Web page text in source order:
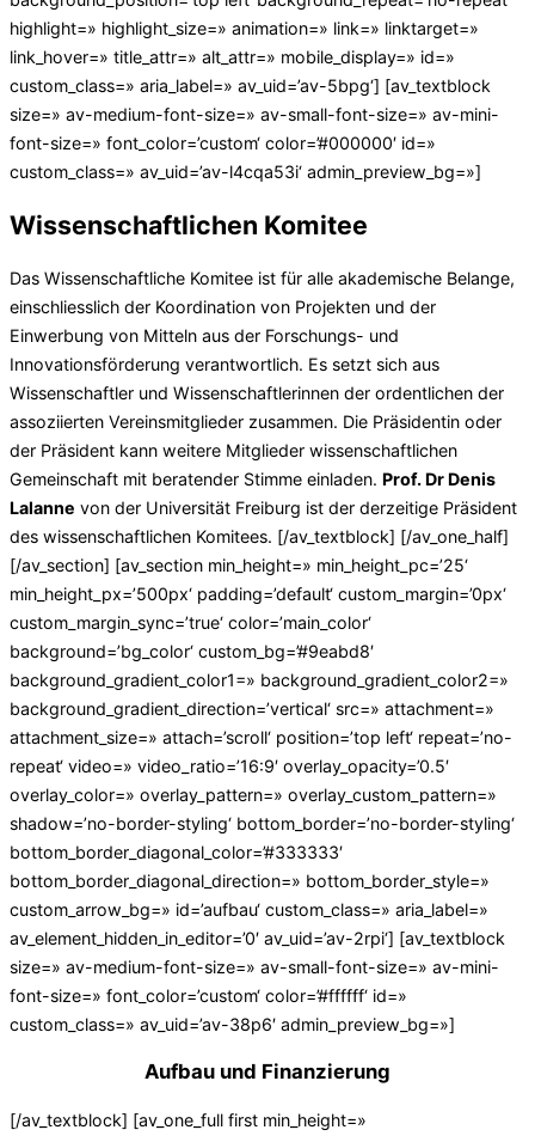
highlight=» highlight_size=» animation=» link=» linktarget=»
link_hover=» title_attr=» alt_attr=» mobile_display=» id=»
custom_class=» aria_label=» av_uid=’av-5bpg‘] [av_textblock
size=» av-medium-font-size=» av-small-font-size=» av-mini-
font-size=» font_color=’custom‘ color=’#000000′ id=»
custom_class=» av_uid=’av-l4cqa53i‘ admin_preview_bg=»]
Wissenschaftlichen Komitee
Das Wissenschaftliche Komitee ist für alle akademische Belange,
einschliesslich der Koordination von Projekten und der
Einwerbung von Mitteln aus der Forschungs- und
Innovationsförderung verantwortlich. Es setzt sich aus
Wissenschaftler und Wissenschaftlerinnen der ordentlichen der
assoziierten Vereinsmitglieder zusammen. Die Präsidentin oder
der Präsident kann weitere Mitglieder wissenschaftlichen
Gemeinschaft mit beratender Stimme einladen. Prof. Dr Denis
Lalanne von der Universität Freiburg ist der derzeitige Präsident
des wissenschaftlichen Komitees. [/av_textblock] [/av_one_half]
[/av_section] [av_section min_height=» min_height_pc=’25‘
min_height_px=’500px‘ padding=’default‘ custom_margin=’0px‘
custom_margin_sync=’true‘ color=’main_color‘
background=’bg_color‘ custom_bg=’#9eabd8′
background_gradient_color1=» background_gradient_color2=»
background_gradient_direction=’vertical‘ src=» attachment=»
attachment_size=» attach=’scroll‘ position=’top left‘ repeat=’no-
repeat‘ video=» video_ratio=’16:9′ overlay_opacity=’0.5′
overlay_color=» overlay_pattern=» overlay_custom_pattern=»
shadow=’no-border-styling‘ bottom_border=’no-border-styling‘
bottom_border_diagonal_color=’#333333′
bottom_border_diagonal_direction=» bottom_border_style=»
custom_arrow_bg=» id=’aufbau‘ custom_class=» aria_label=»
av_element_hidden_in_editor=’0′ av_uid=’av-2rpi‘] [av_textblock
size=» av-medium-font-size=» av-small-font-size=» av-mini-
font-size=» font_color=’custom‘ color=’#ffffff‘ id=»
custom_class=» av_uid=’av-38p6′ admin_preview_bg=»]
Aufbau und Finanzierung
[/av_textblock] [av_one_full first min_height=»